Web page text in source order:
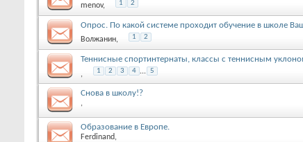
menov, 1 2
Опрос. По какой системе проходит обучение в школе
Волжанин, 1 2
Теннисные спортинтернаты, классы с теннисным
, 1 2 3 4 ... 5
Снова в школу!?
,
Образование в Европе.
Ferdinand,